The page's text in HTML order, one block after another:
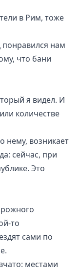
в Рим, тоже
нам
что бани
я видел. И
количестве
нему, возникает
сейчас, при
Это
то
сами по
местами